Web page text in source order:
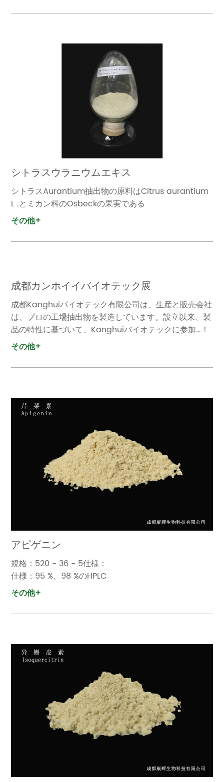
シトラスウラニウムエキス
シトラスAurantium抽出物の原料はCitrus aurantium
L .とミカン科のOsbeckの果実である
その他+
成都カンホイイバイオテック展
成都Kanghuiバイオテック有限公司は、生産と販売会社
は、プロの工場抽出物を製造しています。設立以来、製
品の特性に基づいて、Kanghuiバイオテックに参加…！
その他+
アピゲニン
規格：520 - 36 - 5仕様：
仕様：95 %、98 %のHPLC
その他+